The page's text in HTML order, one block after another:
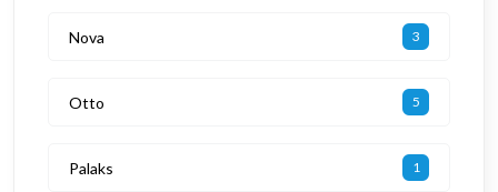
Nova 3
Otto 5
Palaks 1